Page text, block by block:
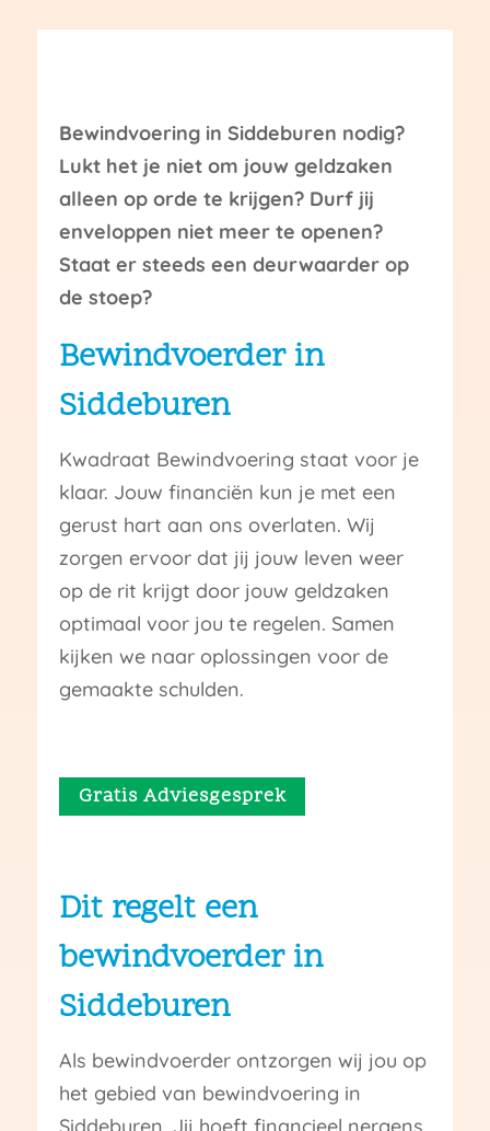
Bewindvoering in Siddeburen nodig?
Lukt het je niet om jouw geldzaken
alleen op orde te krijgen? Durf jij
enveloppen niet meer te openen?
Staat er steeds een deurwaarder op
de stoep?
Bewindvoerder in
Siddeburen
Kwadraat Bewindvoering staat voor je
klaar. Jouw financiën kun je met een
gerust hart aan ons overlaten. Wij
zorgen ervoor dat jij jouw leven weer
op de rit krijgt door jouw geldzaken
optimaal voor jou te regelen. Samen
kijken we naar oplossingen voor de
gemaakte schulden.
Gratis Adviesgesprek
Dit regelt een
bewindvoerder in
Siddeburen
Als bewindvoerder ontzorgen wij jou op
het gebied van bewindvoering in